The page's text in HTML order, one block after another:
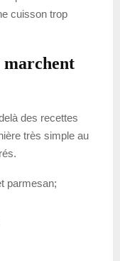
cuisson trop
marchent
des recettes
très simple au
parmesan;